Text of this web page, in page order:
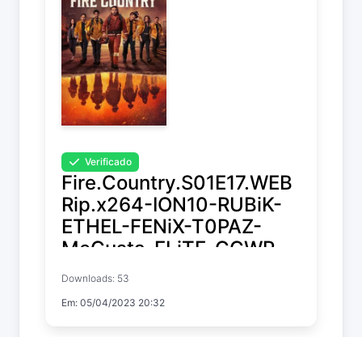
Verificado
Fire.Country.S01E17.WEB
Rip.x264-ION10-RUBiK-
ETHEL-FENiX-T0PAZ-
MeGusta-ELiTE-GGWP-
NTb-XEN0N
Fire Country
Temp. 1 EP. 17
Downloads: 53
Em: 05/04/2023 20:32